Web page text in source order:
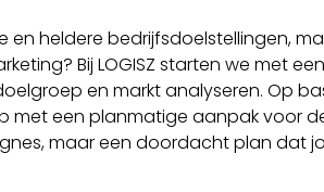
en heldere bedrijfsdoelstellingen,
Bij LOGISZ starten we met een
en markt analyseren. Op
meteen planmatige aanpak voor
maar een doordacht plan dat